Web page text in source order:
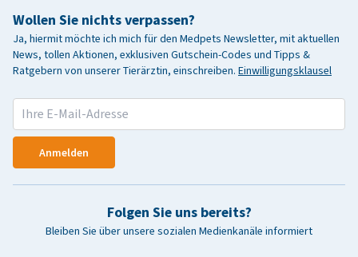
Wollen Sie nichts verpassen?
Ja, hiermit möchte ich mich für den Medpets Newsletter, mit aktuellen
News, tollen Aktionen, exklusiven Gutschein-Codes und Tipps &
Ratgebern von unserer Tierärztin, einschreiben. Einwilligungsklausel
Anmelden
Folgen Sie uns bereits?
Bleiben Sie über unsere sozialen Medienkanäle informiert